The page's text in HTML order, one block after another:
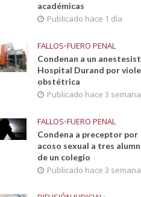
académicas
Publicado hace 1 día
FALLOS•FUERO PENAL
Condenan a un
Hospital Durand por
obstétrica
Publicado hace 3
FALLOS•FUERO PENAL
Condena a preceptor por
acoso sexual a tres
de un colegio
Publicado hace 3